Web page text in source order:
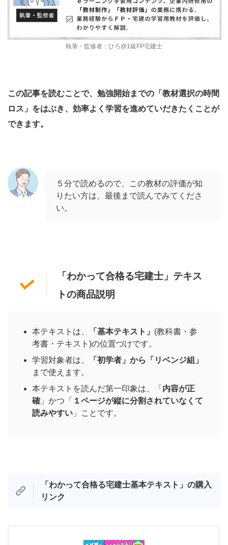
執筆・監修者：ひろ@1級FP宅建士
この記事を読むことで、勉強開始までの「教材選択の時間
ロス」をはぶき、効率よく学習を進めていだきたくことが
できます。
５分で読めるので、この教材の評価が知
りたい方は、最後まで読んでみてくださ
い。
「わかって合格る宅建士」テキス
トの商品説明
本テキストは、 「基本テキスト」 (教科書・参
考書・テキスト)の位置づけです。
学習対象者は、
「初学者」から「リベンジ組」
まで使えます。
本テキストを読んだ第一印象は、「 内容が正
確 」かつ「 １ページが縦に分割されていなくて
読みやすい 」ことです。
「わかって合格る宅建士基本テキスト」の購入
リンク